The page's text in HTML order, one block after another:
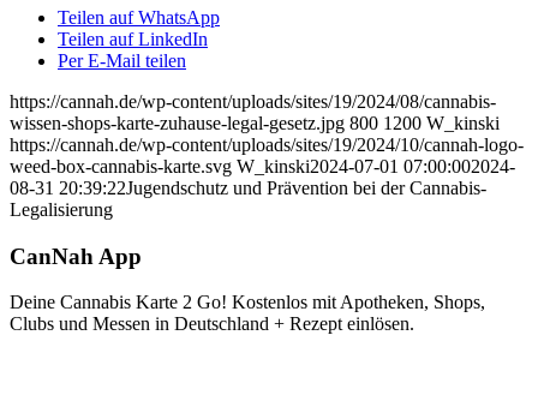
Teilen auf WhatsApp
Teilen auf LinkedIn
Per E-Mail teilen
https://cannah.de/wp-content/uploads/sites/19/2024/08/cannabis-
wissen-shops-karte-zuhause-legal-gesetz.jpg 800 1200 W_kinski
https://cannah.de/wp-content/uploads/sites/19/2024/10/cannah-logo-
weed-box-cannabis-karte.svg W_kinski2024-07-01 07:00:002024-
08-31 20:39:22Jugendschutz und Prävention bei der Cannabis-
Legalisierung
CanNah App
Deine Cannabis Karte 2 Go! Kostenlos mit Apotheken, Shops,
Clubs und Messen in Deutschland + Rezept einlösen.